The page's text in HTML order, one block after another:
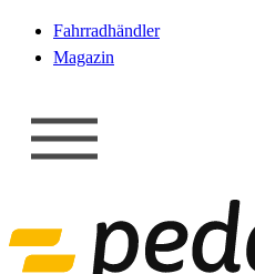
Fahrradhändler
Magazin